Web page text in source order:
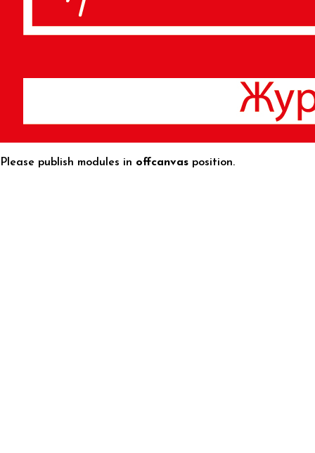
Please publish modules in offcanvas position.